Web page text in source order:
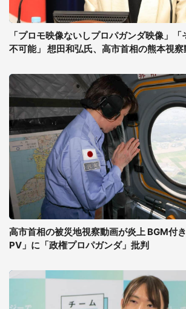
「プロモ映像ないしプロパガンダ映像」
不可能」 想田和弘氏、高市首相の熊本視
高市首相の被災地視察動画が炎上 BGM付
PV」に「政権プロパガンダ」批判